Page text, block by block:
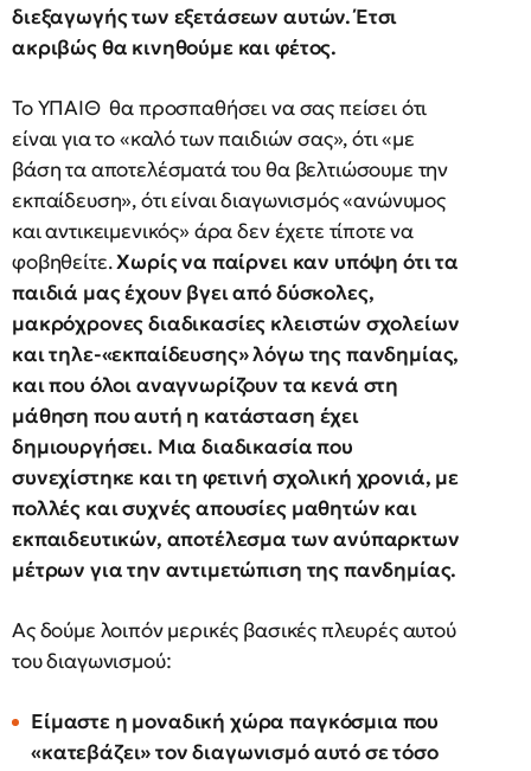
διεξαγωγής των εξετάσεων αυτών. Έτσι
ακριβώς θα κινηθούμε και φέτος.
Το ΥΠΑΙΘ θα προσπαθήσει να σας πείσει ότι
είναι για το «καλό των παιδιών σας», ότι «με
βάση τα αποτελέσματά του θα βελτιώσουμε την
εκπαίδευση», ότι είναι διαγωνισμός «ανώνυμος
και αντικειμενικός» άρα δεν έχετε τίποτε να
φοβηθείτε.Χωρίς να παίρνει καν υπόψη ότι τα
παιδιά μας έχουν βγει από δύσκολες,
μακρόχρονες διαδικασίες κλειστών σχολείων
και τηλε-«εκπαίδευσης» λόγω της πανδημίας,
και που όλοι αναγνωρίζουν τα κενά στη
μάθηση που αυτή η κατάσταση έχει
δημιουργήσει. Μια διαδικασία που
συνεχίστηκε και τη φετινή σχολική χρονιά, με
πολλές και συχνές απουσίες μαθητών και
εκπαιδευτικών, αποτέλεσμα των ανύπαρκτων
μέτρων για την αντιμετώπιση της πανδημίας.
Ας δούμε λοιπόν μερικές βασικές πλευρές αυτού
του διαγωνισμού:
Είμαστε η μοναδική χώρα παγκόσμια που
«κατεβάζει» τον διαγωνισμό αυτό σε τόσο